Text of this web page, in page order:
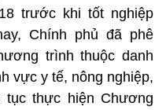
trước khi tốt nghiệp
Chính phủ đã phê
trình thuộc danh
vực y tế, nông nghiệp,
tục thực hiện Chương